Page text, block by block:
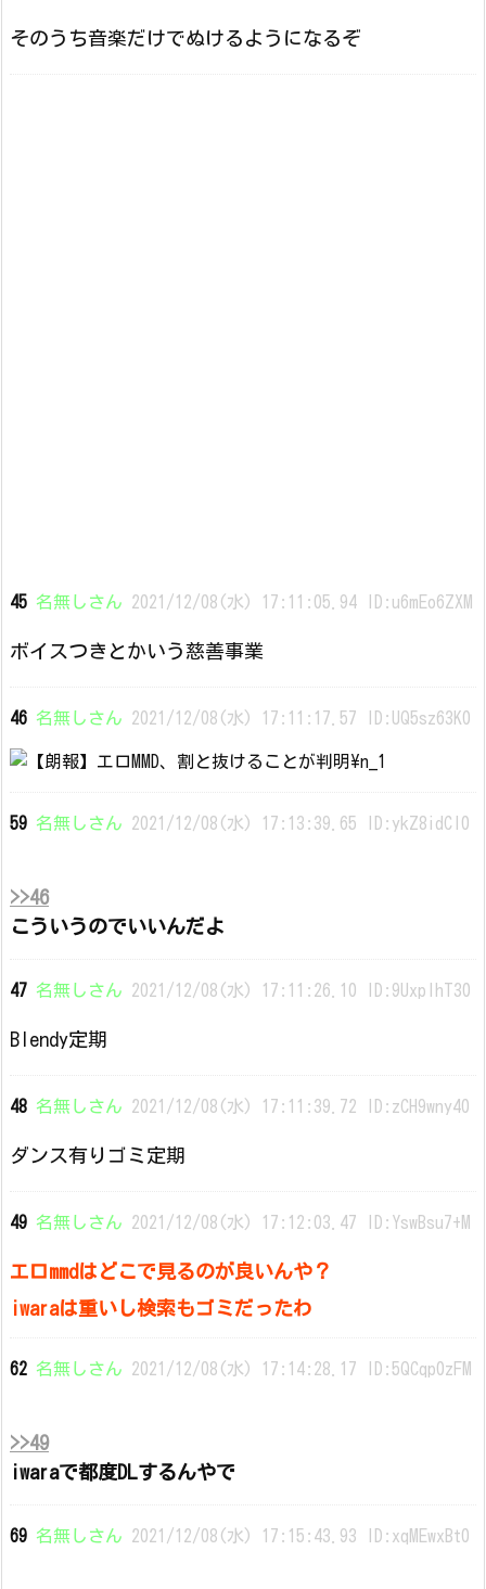
そのうち音楽だけでぬけるようになるぞ
45 名無しさん 2021/12/08(水) 17:11:05.94 ID:u6mEo6ZXM
ボイスつきとかいう慈善事業
46 名無しさん 2021/12/08(水) 17:11:17.57 ID:UQ5sz63K0
59 名無しさん 2021/12/08(水) 17:13:39.65 ID:ykZ8idCI0
>>46
こういうのでいいんだよ
47 名無しさん 2021/12/08(水) 17:11:26.10 ID:9UxplhT30
Blendy定期
48 名無しさん 2021/12/08(水) 17:11:39.72 ID:zCH9wny40
ダンス有りゴミ定期
49 名無しさん 2021/12/08(水) 17:12:03.47 ID:YswBsu7+M
エロmmdはどこで見るのが良いんや？
iwaraは重いし検索もゴミだったわ
62 名無しさん 2021/12/08(水) 17:14:28.17 ID:5QCqp0zFM
>>49
iwaraで都度DLするんやで
69 名無しさん 2021/12/08(水) 17:15:43.93 ID:xqMEwxBt0